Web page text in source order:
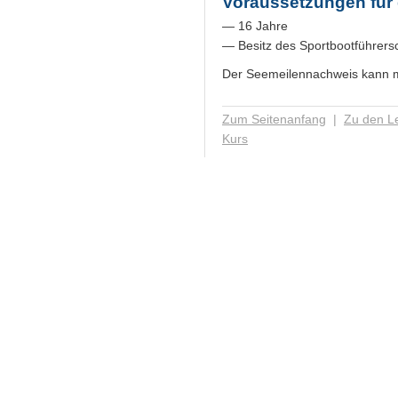
— 16 Jahre
— Besitz des
Der Seemeilennachweis kann
Zum Seitenanfang | Zu den
Kurs